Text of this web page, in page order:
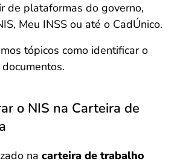
de plataformas do governo,
Meu INSS ou até o CadÚnico.
tópicos como identificar o
o NIS na Carteira de
na carteira de trabalho